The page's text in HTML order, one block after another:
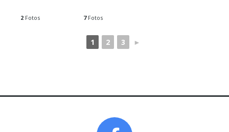
2 Fotos 7Fotos
1 2 3 ►